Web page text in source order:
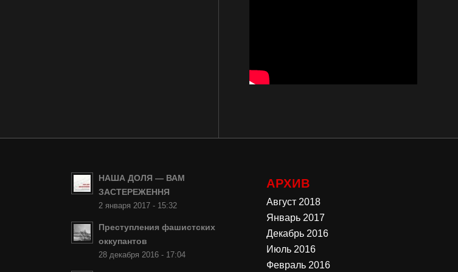
НАША ДОЛЯ — ВАМ
ЗАСТЕРЕЖЕННЯ
2 января 2017 - 15:32
Преступления фашистских
оккупантов
28 декабря 2016 - 17:04
АРХИВ
Август 2018
Январь 2017
Декабрь 2016
Июль 2016
Февраль 2016